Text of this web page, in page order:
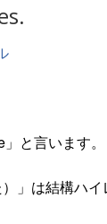
と言います。
」は結構ハ